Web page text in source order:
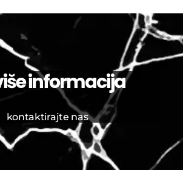
informacija
kontaktirajte nas